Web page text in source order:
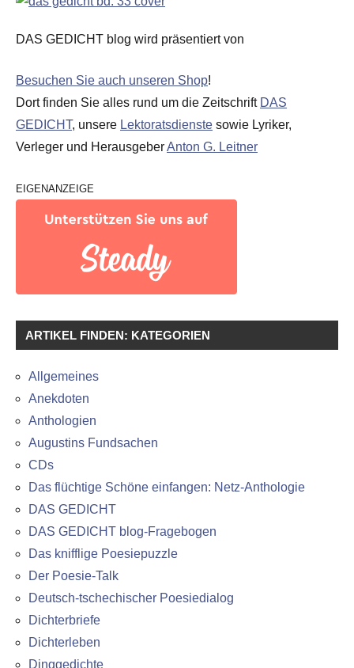
DAS GEDICHT blog wird präsentiert von
Besuchen Sie auch unseren Shop!
Dort finden Sie alles rund um die Zeitschrift DAS
GEDICHT, unsere Lektoratsdienste sowie Lyriker,
Verleger und HerausgeberAnton G. Leitner
EIGENANZEIGE
ARTIKEL FINDEN: KATEGORIEN
Allgemeines
Anekdoten
Anthologien
Augustins Fundsachen
CDs
Das flüchtige Schöne einfangen: Netz-Anthologie
DAS GEDICHT
DAS GEDICHT blog-Fragebogen
Das knifflige Poesiepuzzle
Der Poesie-Talk
Deutsch-tschechischer Poesiedialog
Dichterbriefe
Dichterleben
Dinggedichte